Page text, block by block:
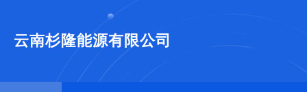
云南杉隆能源有限公司